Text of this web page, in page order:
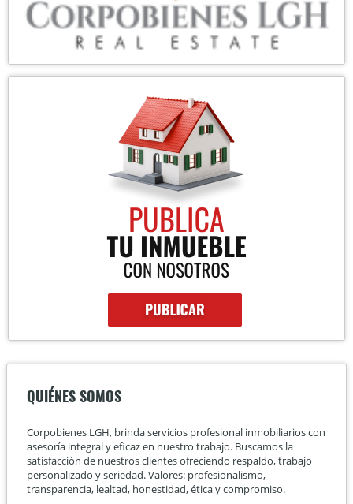
QUIÉNES SOMOS
Corpobienes LGH, brinda servicios profesional inmobiliarios con
asesoría integral y eficaz en nuestro trabajo. Buscamos la
satisfacción de nuestros clientes ofreciendo respaldo, trabajo
personalizado y seriedad. Valores: profesionalismo,
transparencia, lealtad, honestidad, ética y compromiso.